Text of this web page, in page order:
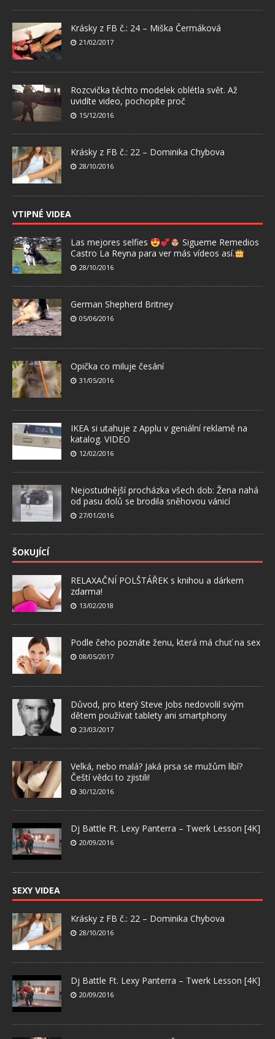
Krásky z FB č.: 24 – Miška Čermáková
21/02/2017
Rozcvička těchto modelek oblétla svět. Až
uvidíte video, pochopíte proč
15/12/2016
Krásky z FB č.: 22 – Dominika Chybova
28/10/2016
VTIPNÉ VIDEA
Las mejores selfies
Sigueme Remedios
Castro La Reyna para ver más vídeos así.
28/10/2016
German Shepherd Britney
05/06/2016
Opička co miluje česání
31/05/2016
IKEA si utahuje z Applu v geniální reklamě na
katalog. VIDEO
12/02/2016
Nejostudnější procházka všech dob: Žena nahá
od pasu dolů se brodila sněhovou vánicí
27/01/2016
ŠOKUJÍCÍ
RELAXAČNÍ POLŠTÁŘEK s knihou a dárkem
zdarma!
13/02/2018
Podle čeho poznáte ženu, která má chuť na sex
08/05/2017
Důvod, pro který Steve Jobs nedovolil svým
dětem používat tablety ani smartphony
23/03/2017
Velká, nebo malá? Jaká prsa se mužům líbí?
Čeští vědci to zjistili!
30/12/2016
Dj Battle Ft. Lexy Panterra – Twerk Lesson [4K]
20/09/2016
SEXY VIDEA
Krásky z FB č.: 22 – Dominika Chybova
28/10/2016
Dj Battle Ft. Lexy Panterra – Twerk Lesson [4K]
20/09/2016